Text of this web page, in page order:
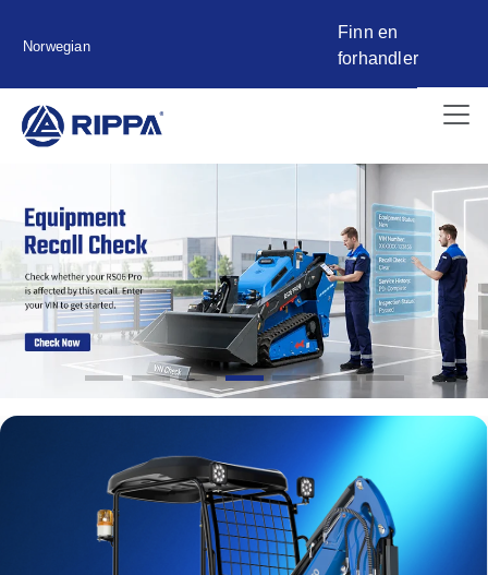
Norwegian
Finn en
forhandler